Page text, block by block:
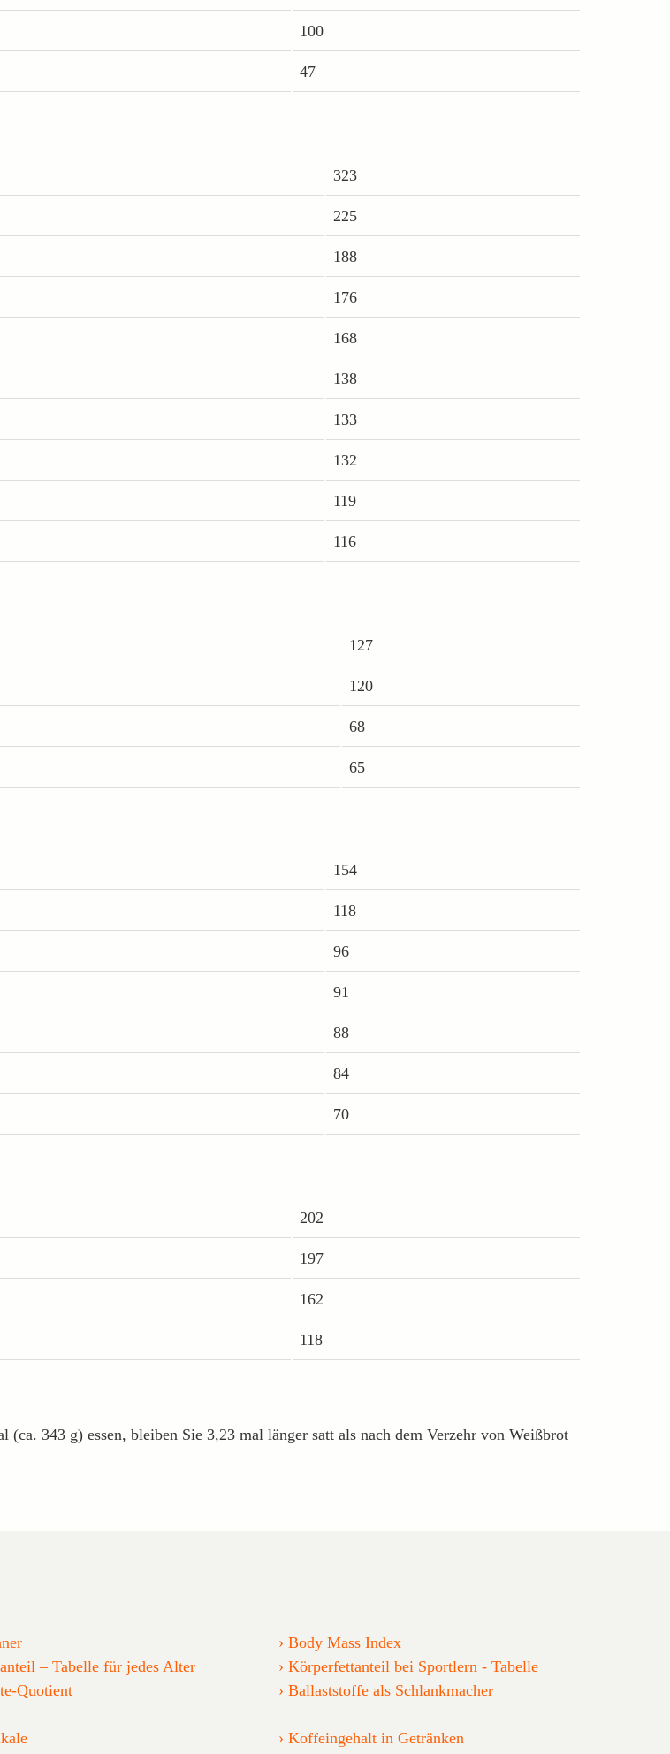
100
47
323
225
188
176
168
138
133
132
119
116
127
120
68
65
154
118
96
91
88
84
70
202
197
162
118
343 g) essen, bleiben Sie 3,23 mal länger satt als nach dem Verzehr von Weißbrot
Body Mass Index
– Tabelle für jedes Alter
Körperfettanteil bei Sportlern - Tabelle
Quotient Ballaststoffe als Schlankmacher
Koffeingehalt in Getränken